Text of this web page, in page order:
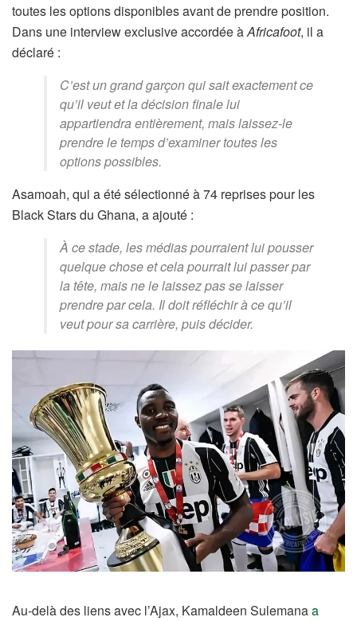
toutes les options disponibles avant de prendre position.
Dans une interview exclusive accordée àAfricafoot, il a
déclaré :
C’est un grand garçon qui sait exactement ce
qu’il veut et la décision finale lui
appartiendra entièrement, mais laissez-le
prendre le temps d’examiner toutes les
options possibles.
Asamoah, qui a été sélectionné à 74 reprises pour les
Black Stars du Ghana, a ajouté :
À ce stade, les médias pourraient lui pousser
quelque chose et cela pourrait lui passer par
la tête, mais ne le laissez pas se laisser
prendre par cela. Il doit réfléchir à ce qu’il
veut pour sa carrière, puis décider.
Au-delà des liens avec l’Ajax, Kamaldeen Sulemanaa